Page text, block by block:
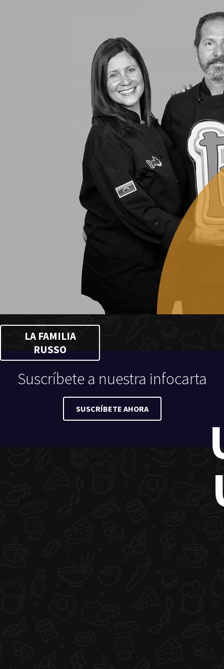
LA FAMILIA
RUSSO
Suscríbete a nuestra infocarta
SUSCRÍBETE AHORA